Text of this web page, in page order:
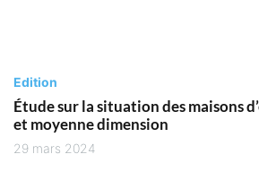
Edition
Étude sur la situation des maisons
et moyenne dimension
29 mars 2024